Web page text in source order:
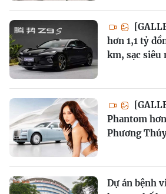
hơn 1,1 tỷ
km, sạc siêu
Phantom
Phương
Dự án bệnh